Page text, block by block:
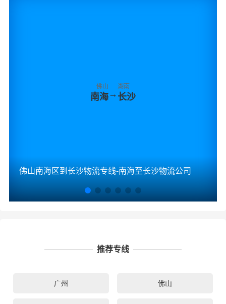
佛山
南海→
湖南
长沙
佛山南海区到长沙物流专线-南海至长沙物流公司
推荐专线
广州 佛山